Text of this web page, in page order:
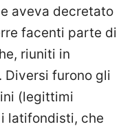
aveva decretato
facenti parte di
riuniti in
Diversi furono gli
(legittimi
latifondisti, che